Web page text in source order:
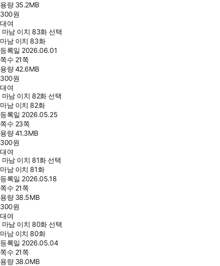
용량 35.2MB
300원
대여
마남 이치 83화 선택
마남 이치 83화
등록일 2026.06.01
쪽수 21쪽
용량42.6MB
300원
대여
마남 이치 82화 선택
마남 이치 82화
등록일 2026.05.25
쪽수 23쪽
용량41.3MB
300원
대여
마남 이치 81화 선택
마남 이치 81화
등록일 2026.05.18
쪽수 21쪽
용량 38.5MB
300원
대여
마남 이치 80화 선택
마남 이치 80화
등록일 2026.05.04
쪽수 21쪽
용량 38.0MB